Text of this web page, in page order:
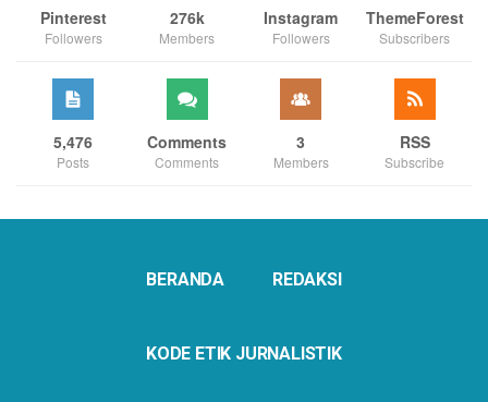
Pinterest
Followers
276k
Members
Instagram
Followers
ThemeForest
Subscribers
5,476
Posts
Comments
Comments
3
Members
RSS
Subscribe
BERANDA REDAKSI
KODE ETIK JURNALISTIK